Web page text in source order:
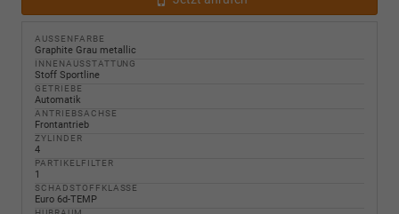
AUSSENFARBE
Graphite Grau metallic
INNENAUSSTATTUNG
Stoff Sportline
GETRIEBE
Automatik
ANTRIEBSACHSE
Frontantrieb
ZYLINDER
4
PARTIKELFILTER
1
SCHADSTOFFKLASSE
Euro 6d-TEMP